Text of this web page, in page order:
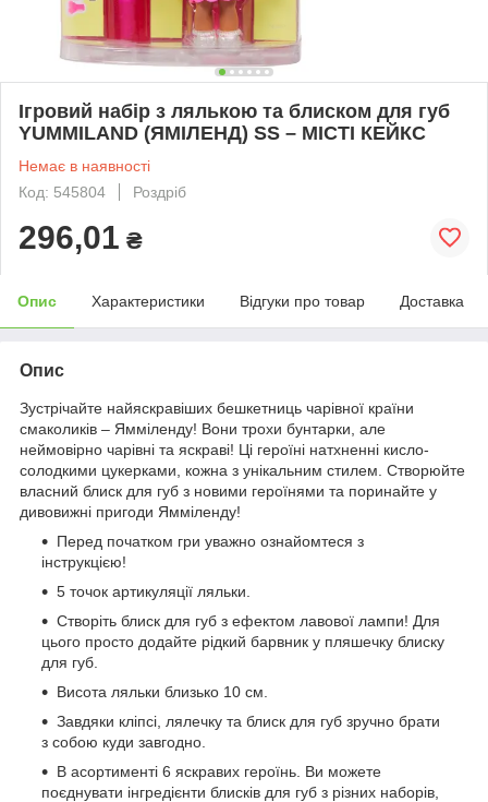
Ігровий набір з лялькою та блиском для губ
YUMMILAND (ЯМІЛЕНД) SS – МІСТІ КЕЙКС
Немає в наявності
Код: 545804
Роздріб
296,01 ₴
Опис Характеристики Відгуки про товар Доставка
Опис
Зустрічайте найяскравіших бешкетниць чарівної країни
смаколиків – Ямміленду! Вони трохи бунтарки, але
неймовірно чарівні та яскраві! Ці героїні натхненні кисло-
солодкими цукерками, кожна з унікальним стилем. Створюйте
власний блиск для губ з новими героїнями та поринайте у
дивовижні пригоди Ямміленду!
Перед початком гри уважно ознайомтеся з
інструкцією!
5 точок артикуляції ляльки.
Створіть блиск для губ з ефектом лавової лампи! Для
цього просто додайте рідкий барвник у пляшечку блиску
для губ.
Висота ляльки близько 10 см.
Завдяки кліпсі, лялечку та блиск для губ зручно брати
з собою куди завгодно.
В асортименті 6 яскравих героїнь. Ви можете
поєднувати інгредієнти блисків для губ з різних наборів,